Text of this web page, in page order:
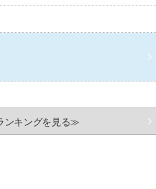
ンキングを見る≫